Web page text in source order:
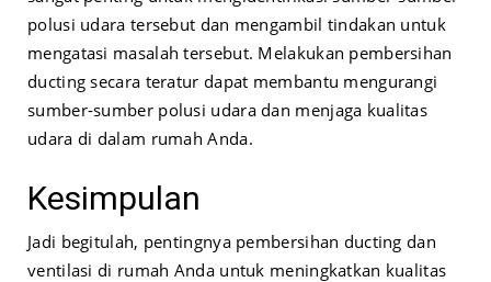
polusi udara tersebut dan mengambil tindakan untuk
mengatasi masalah tersebut. Melakukan pembersihan
ducting secara teratur dapat membantu mengurangi
sumber-sumber polusi udara dan menjaga kualitas
udara di dalam rumah Anda.
Kesimpulan
Jadi begitulah, pentingnya pembersihan ducting dan
ventilasi di rumah Anda untuk meningkatkan kualitas